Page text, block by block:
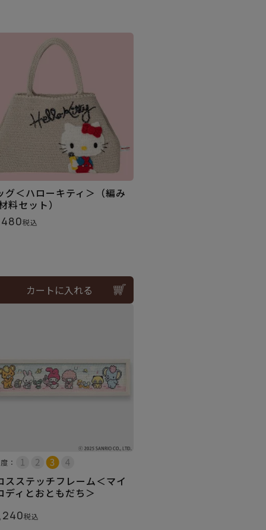
グ＜ハローキティ＞（編み
料セット）
税込
カートに入れる
：
スステッチフレーム＜マイ
ディとおともだち＞
税込